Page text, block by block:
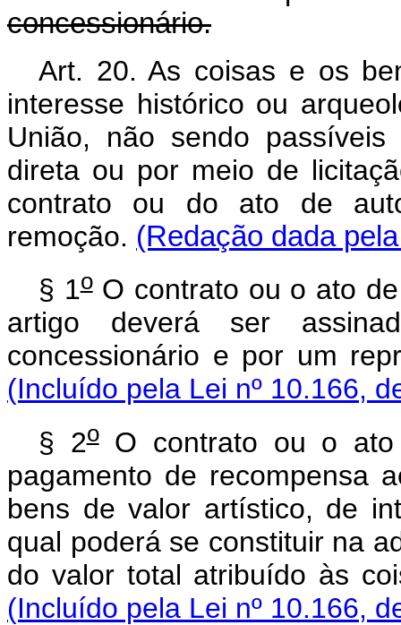
concessionário.
Art. 20. As coisas e os
interesse histórico ou
União, não sendo
direta ou por meio de
contrato ou do ato de
remoção. (Redação dada
§ 1oO contrato ou o ato
artigo deverá ser
concessionário e por um
(Incluído pela Lei nº 10.166,
§ 2oO contrato ou o ato
pagamento de recompensa
bens de valor artístico, de
qual poderá se constituir na
do valor total atribuído às
(Incluído pela Lei nº 10.166,